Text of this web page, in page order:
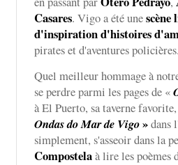
Casares. Vigo a été unescène
d'inspiration d'histoires
pirates et d'aventures
Quel meilleur hommage à
se perdre parmi les pages de «
à El Puerto, sa taverne
Ondas do Mar de Vigo»dans
simplement, s'asseoir dans la
Compostelaà lire les poèmes